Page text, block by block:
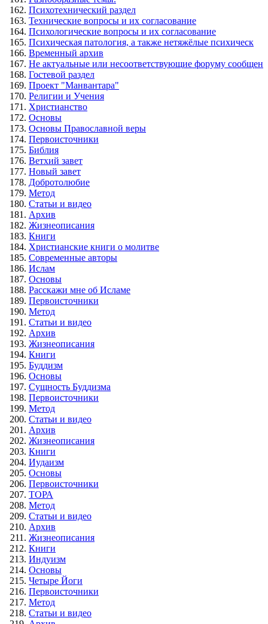
Психотехнический раздел
Технические вопросы и их согласование
Психологические вопросы и их согласование
Психическая патология, а также нетяжёлые психическ
Временный архив
Не актуальные или несоответствующие форуму сообщен
Гостевой раздел
Проект "Манвантара"
Религии и Учения
Христианство
Основы
Основы Православной веры
Первоисточники
Библия
Ветхий завет
Новый завет
Добротолюбие
Метод
Статьи и видео
Архив
Жизнеописания
Книги
Христианские книги о молитве
Современные авторы
Ислам
Основы
Расскажи мне об Исламе
Первоисточники
Метод
Статьи и видео
Архив
Жизнеописания
Книги
Буддизм
Основы
Сущность Буддизма
Первоисточники
Метод
Статьи и видео
Архив
Жизнеописания
Книги
Иудаизм
Основы
Первоисточники
ТОРА
Метод
Статьи и видео
Архив
Жизнеописания
Книги
Индуизм
Основы
Четыре Йоги
Первоисточники
Метод
Статьи и видео